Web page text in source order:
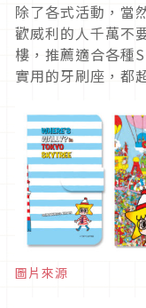
除了各式活動，當
歡威利的人千萬不
樓，推薦適合各種
實用的牙刷座，都
圖片來源